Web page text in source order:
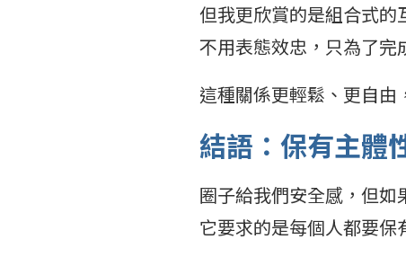
但我更欣賞的是組合式
不用表態效忠，只為了完
這種關係更輕鬆、更自
結語：保有主體
圈子給我們安全感，但
它要求的是每個人都要保